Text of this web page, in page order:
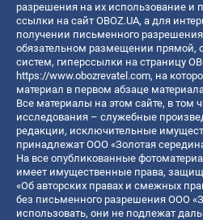
разрешения на их использование и
ссылки на сайт OBOZ.UA, а для
получении письменного
обязательном размещении прямой,
систем, гиперссылки на страницу
https://www.obozrevatel.com, на
материал в первом абзаце
Все материалы на этом сайте, в том
исследования – служебные
редакции, исключительные
принадлежат ООО «Золотая
На все опубликованные
имеет имущественные права,
«Об авторских правах и смежных
без письменного разрешения ООО
использовать, они не подлежат